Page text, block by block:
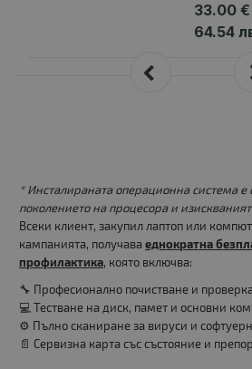
33.00 €
64.54
* Инсталираната операционна система е
поколението на процесора и
Всеки клиент, закупил лаптоп или
кампанията, получава еднократна
профилактика, която включва:
🔧 Професионално почистване и
💻 Тестване на диск, памет и основни
⚙️ Пълно сканиране за вируси и
📄 Сервизна карта със състояние и